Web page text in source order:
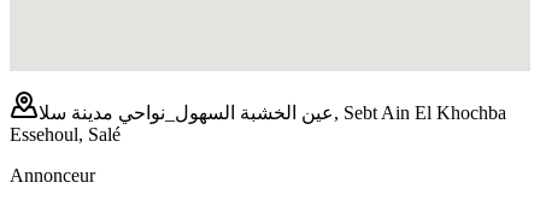
عين الخشبة السهول_نواحي مدينة سلا, Sebt Ain El Khochba
Essehoul, Salé
Annonceur